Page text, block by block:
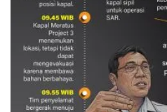
Evakuasi korban
Mutiara Sentosa 2